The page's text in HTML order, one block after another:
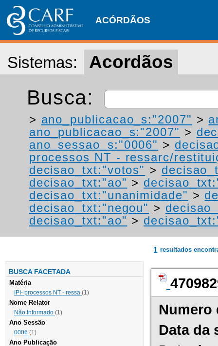
ACÓRDÃOS
Sistemas: Acordãos
Busca:
> ano_publicacao_s:"2007" >
ano_publicacao_s:"2007" >
ano_sessao_s:"0006" >
processos NT - ressarc/
decisao_txt:"votos" >
decisao_txt:"ao" >
decisao_txt:"unanimidade" >
decisao_txt:"negou" >
decisao_txt:"ao" >
BUSCA FACETADA
Matéria
IPI- processos NT - ressa (1)
Nome Relator
Não Informado (1)
Ano Sessão
0006 (1)
Ano Publicação
1 resultados
Numero
Data da